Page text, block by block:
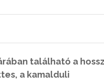
található a
a kamalduli